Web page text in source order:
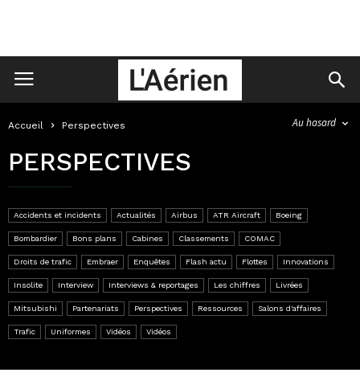
Accueil Perspectives Au hasard
PERSPECTIVES
Accidents et incidents Actualités Airbus ATR Aircraft Boeing
Bombardier Bons plans Cabines Classements COMAC
Droits de trafic Embraer Enquêtes Flash actu Flottes Innovations
Insolite Interview Interviews & reportages Les chiffres Livrées
Mitsubishi Partenariats Perspectives Ressources Salons d'affaires
Trafic Uniformes Vidéos Vidéos